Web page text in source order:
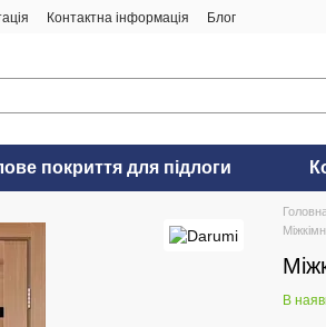
Контактна інформація Блог
покриття для підлоги
Головна
В